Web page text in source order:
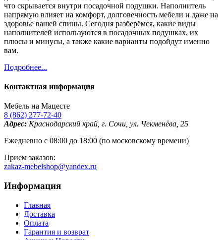
что скрывается внутри посадочной подушки. Наполнитель
напрямую влияет на комфорт, долговечность мебели и даже на
здоровье вашей спины. Сегодня разберёмся, какие виды
наполнителей используются в посадочных подушках, их
плюсы и минусы, а также какие варианты подойдут именно
вам.
Подробнее...
Контактная информация
Мебель на Мацесте
8 (862) 277-72-40
Адрес: Краснодарский край, г. Сочи, ул. Чекменёва, 25
Ежедневно с 08:00 до 18:00 (по московскому времени)
Прием заказов:
zakaz-mebelshop@yandex.ru
Информация
Главная
Доставка
Оплата
Гарантия и возврат